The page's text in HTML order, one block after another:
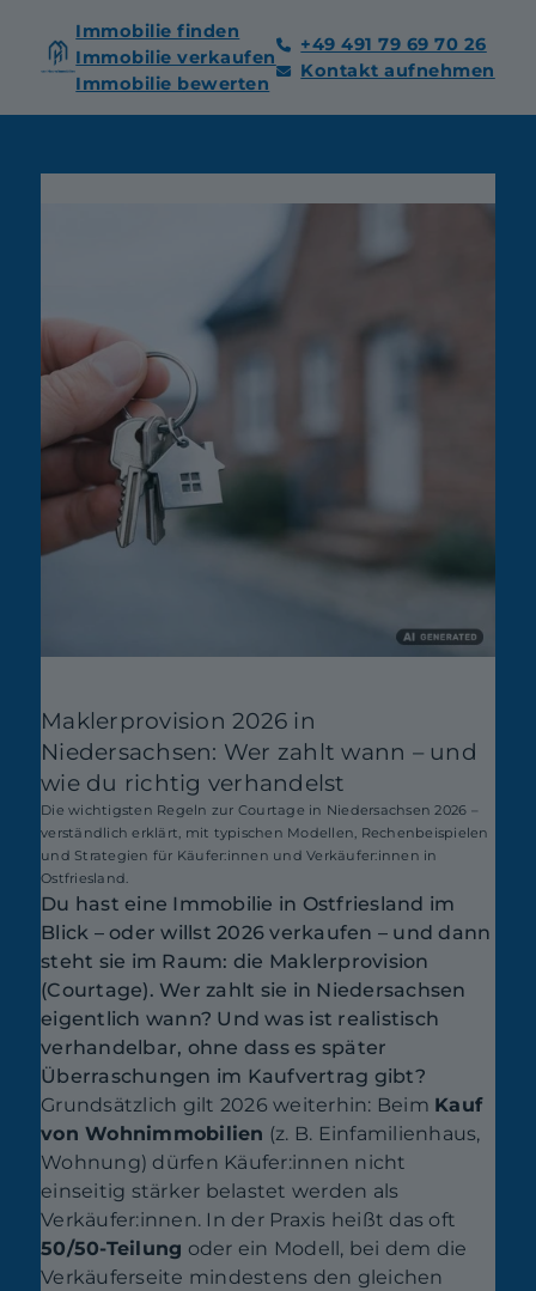
Immobilie finden
Immobilie verkaufen
Immobilie bewerten
+49 491 79 69 70 26
Kontakt aufnehmen
Maklerprovision 2026 in
Niedersachsen: Wer zahlt wann – und
wie du richtig verhandelst
Die wichtigsten Regeln zur Courtage in Niedersachsen 2026 –
verständlich erklärt, mit typischen Modellen, Rechenbeispielen
und Strategien für Käufer:innen und Verkäufer:innen in
Ostfriesland.
Du hast eine Immobilie in Ostfriesland im
Blick – oder willst 2026 verkaufen – und dann
steht sie im Raum: die Maklerprovision
(Courtage). Wer zahlt sie in Niedersachsen
eigentlich wann? Und was ist realistisch
verhandelbar, ohne dass es später
Überraschungen im Kaufvertrag gibt?
Grundsätzlich gilt 2026 weiterhin: Beim Kauf
von Wohnimmobilien (z. B. Einfamilienhaus,
Wohnung) dürfen Käufer:innen nicht
einseitig stärker belastet werden als
Verkäufer:innen. In der Praxis heißt das oft
50/50-Teilung oder ein Modell, bei dem die
Verkäuferseite mindestens den gleichen